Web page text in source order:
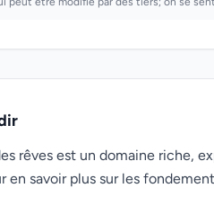
rêves est un domaine riche,
en savoir plus sur les